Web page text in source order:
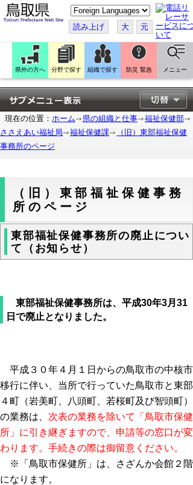
こ
の
ペ
ー
ジ
翻
訳
す
る
読み上げ 大 元
県外の方へ 分野で探す 組織で探す 防災 緊急 メニュー
現在の位置： ホーム 県の組織と仕事
福祉保健部
ささえあい福祉局
福祉保健課
（旧）東部福祉保健
事務所のページ
（旧）東部福祉保健事務
所のページ
東部福祉保健事務所の廃止につい
て（お知らせ）
東部福祉保健事務所は、平成30年3月31
日で廃止となりました。
平成３０年４月１日からの鳥取市の中核市
移行に伴い、当所で行っていた鳥取市と東部
４町（岩美町、八頭町、若桜町及び智頭町）
の業務は、 次表の業務を除いて「鳥取市保健
所」に引き継ぎますので、申請等の窓口が変
わります。手続きの際は御留意ください。
※「鳥取市保健所」は、さざんか会館２階
になります。